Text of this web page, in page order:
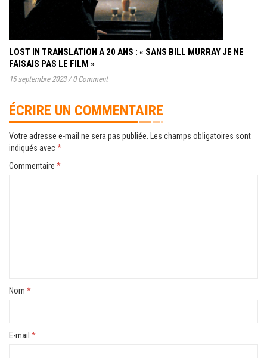
LOST IN TRANSLATION A 20 ANS : « SANS BILL MURRAY JE NE
FAISAIS PAS LE FILM »
15 septembre 2023 / 0 Comment
ÉCRIRE UN COMMENTAIRE
Votre adresse e-mail ne sera pas publiée.
Les champs obligatoires sont
indiqués avec*
Commentaire *
Nom *
E-mail *